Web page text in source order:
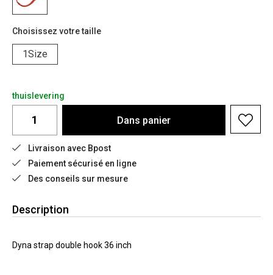
Choisissez votre taille
1Size
thuislevering
Dans panier
Livraison avec Bpost
Paiement sécurisé en ligne
Des conseils sur mesure
Description
Dyna strap double hook 36 inch